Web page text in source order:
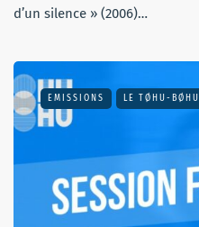
d’un silence » (2006)…
EMISSIONS LE TØHU-BØHU